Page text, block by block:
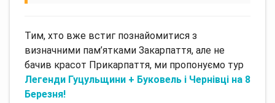
Тим, хто вже встиг познайомитися з
визначними пам’ятками Закарпаття, але не
бачив красот Прикарпаття, ми пропонуємо тур
Легенди Гуцульщини + Буковель і Чернівці на 8
Березня!